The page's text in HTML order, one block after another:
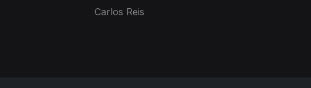
Carlos Reis